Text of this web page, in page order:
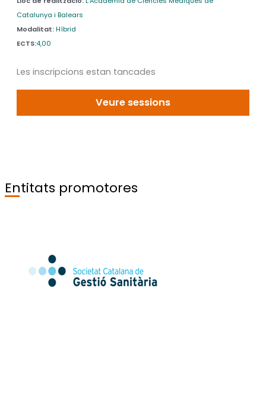
Direcció i coordinació del curs
Rafael Lledó Rodríguez (director/a), Xavier Bayona Huguet
(coordinador/a)
Catalunya i Balears
Modalitat:Híbrid
ECTS:4,00
Les inscripcions estan tancades
Veure sessions
Entitats promotores